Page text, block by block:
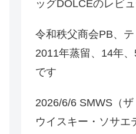
ッグDOLCEのレビ
令和秩父商会PB、テ
2011年蒸留、14年
です
2026/6/6 SMWS（
ウイスキー・ソサエ